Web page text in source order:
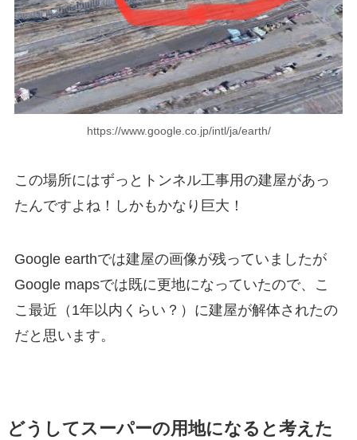
https://www.google.co.jp/intl/ja/earth/
この場所にはずっと トンネル工事用の建屋があっ
たんですよね！しかもかなり巨大！
Google earthでは建屋の画像が残っていましたが
Google mapsでは既に更地になっていたので、こ
こ最近（1年以内くらい？）に建屋が解体されたの
だと思います。
どうしてスーパーの用地になると考えた